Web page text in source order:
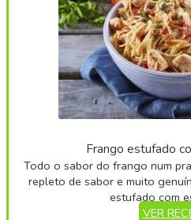
Frango estufado
Todo o sabor do frango num
repleto de sabor e muito
estufado com
VER